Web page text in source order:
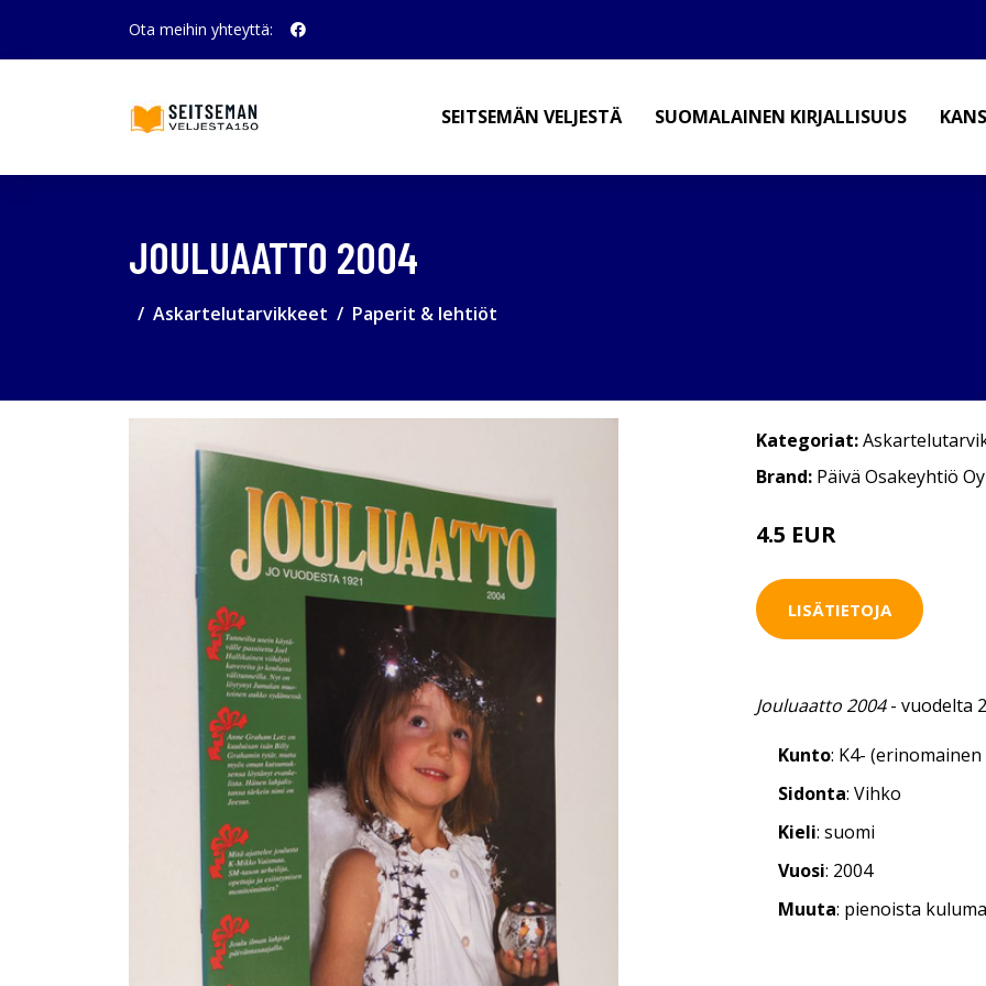
Ota meihin yhteyttä:
SEITSEMÄN VELJESTÄ SUOMALAINEN KIRJALLISUUS
JOULUAATTO 2004
Askartelutarvikkeet Paperit & lehtiöt
Kategoriat:
Brand: Päivä Osakeyhtiö Oy
4.5 EUR
LISÄTIETOJA
Jouluaatto 2004- vuodelta
Kunto: K4- (erinomainen
Sidonta: Vihko
Kieli: suomi
Vuosi: 2004
Muuta: pienoista